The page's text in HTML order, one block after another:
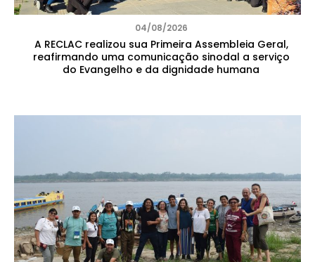
04/08/2026
A RECLAC realizou sua Primeira Assembleia Geral,
reafirmando uma comunicação sinodal a serviço
do Evangelho e da dignidade humana